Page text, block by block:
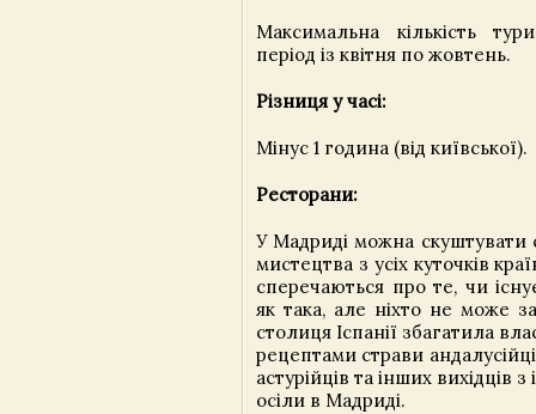
Максимальна кількість
період із квітня по жовтень.
Різниця у часі:
Мінус 1 година (від київської).
Ресторани:
У Мадриді можна скуштувати
мистецтва з усіх куточків
сперечаються про те, чи
як така, але ніхто не може
столиця Іспанії збагатила
рецептами страви
астурійців та інших вихідців
осіли в Мадриді.